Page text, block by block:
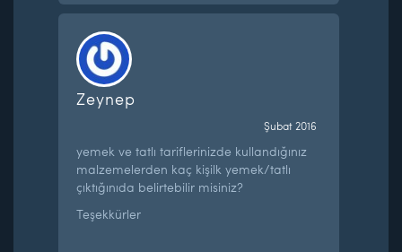
Zeynep
Şubat 2016
yemek ve tatlı tariflerinizde kullandığınız
malzemelerden kaç kişilk yemek/tatlı
çıktığınıda belirtebilir misiniz?
Teşekkürler